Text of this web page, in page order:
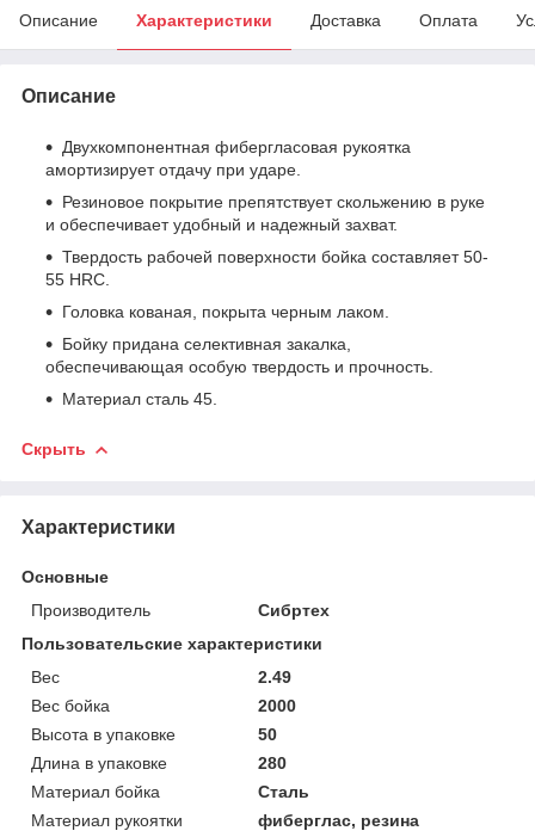
Описание Характеристики Доставка Оплата
Описание
Двухкомпонентная фибергласовая рукоятка
амортизирует отдачу при ударе.
Резиновое покрытие препятствует скольжению в руке
и обеспечивает удобный и надежный захват.
Твердость рабочей поверхности бойка составляет 50-
55 HRC.
Головка кованая, покрыта черным лаком.
Бойку придана селективная закалка,
обеспечивающая особую твердость и прочность.
Материал сталь 45.
Скрыть
Характеристики
Основные
Производитель
Сибртех
Пользовательские характеристики
Вес
2.49
Вес бойка
2000
Высота в упаковке
50
Длина в упаковке
280
Материал бойка
Сталь
Материал рукоятки
фиберглас, резина